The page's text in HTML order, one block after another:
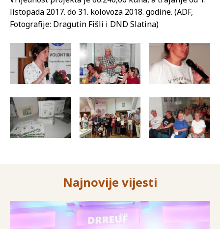
listopada 2017. do 31. kolovoza 2018. godine. (ADF,
Fotografije: Dragutin Fišli i DND Slatina)
Najnovije vijesti